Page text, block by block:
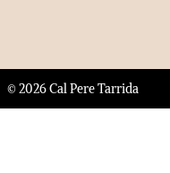
© 2026 Cal Pere Tarrida